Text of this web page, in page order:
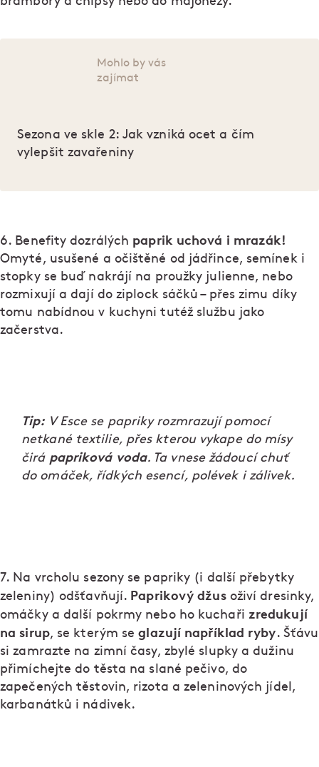
Mohlo by vás
zajímat
Sezona ve skle 2: Jak vzniká ocet a čím
vylepšit zavařeniny
6. Benefity dozrálých paprik uchová i mrazák!
Omyté, usušené a očištěné od jádřince, semínek i
stopky se buď nakrájí na proužky julienne, nebo
rozmixují a dají do ziplock sáčků – přes zimu díky
tomu nabídnou v kuchyni tutéž službu jako
začerstva.
Tip: V Esce se papriky rozmrazují pomocí
netkané textilie, přes kterou vykape do mísy
čirá papriková voda. Ta vnese žádoucí chuť
do omáček, řídkých esencí, polévek i zálivek.
7. Na vrcholu sezony se papriky (i další přebytky
zeleniny) odšťavňují. Paprikový džus oživí dresinky,
omáčky a další pokrmy nebo ho kuchaři zredukují
na sirup, se kterým seglazují například ryby. Šťávu
si zamrazte na zimní časy, zbylé slupky a dužinu
přimíchejte do těsta na slané pečivo, do
zapečených těstovin, rizota a zeleninových jídel,
karbanátků i nádivek.